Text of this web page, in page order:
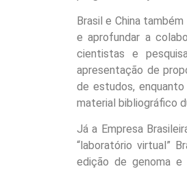
Brasil e China
e aprofundar a
cientistas e
apresentação de
de estudos,
material bibliográfico
Já a Empresa
“laboratório virtual”
edição de genoma